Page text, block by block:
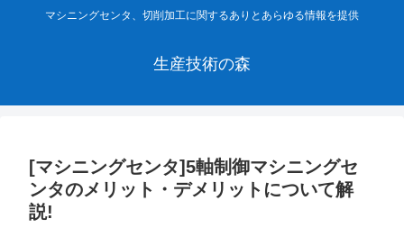
マシニングセンタ、切削加工に関するありとあらゆる情報を提供
生産技術の森
[マシニングセンタ]5軸制御マシニングセ
ンタのメリット・デメリットについて解
説!